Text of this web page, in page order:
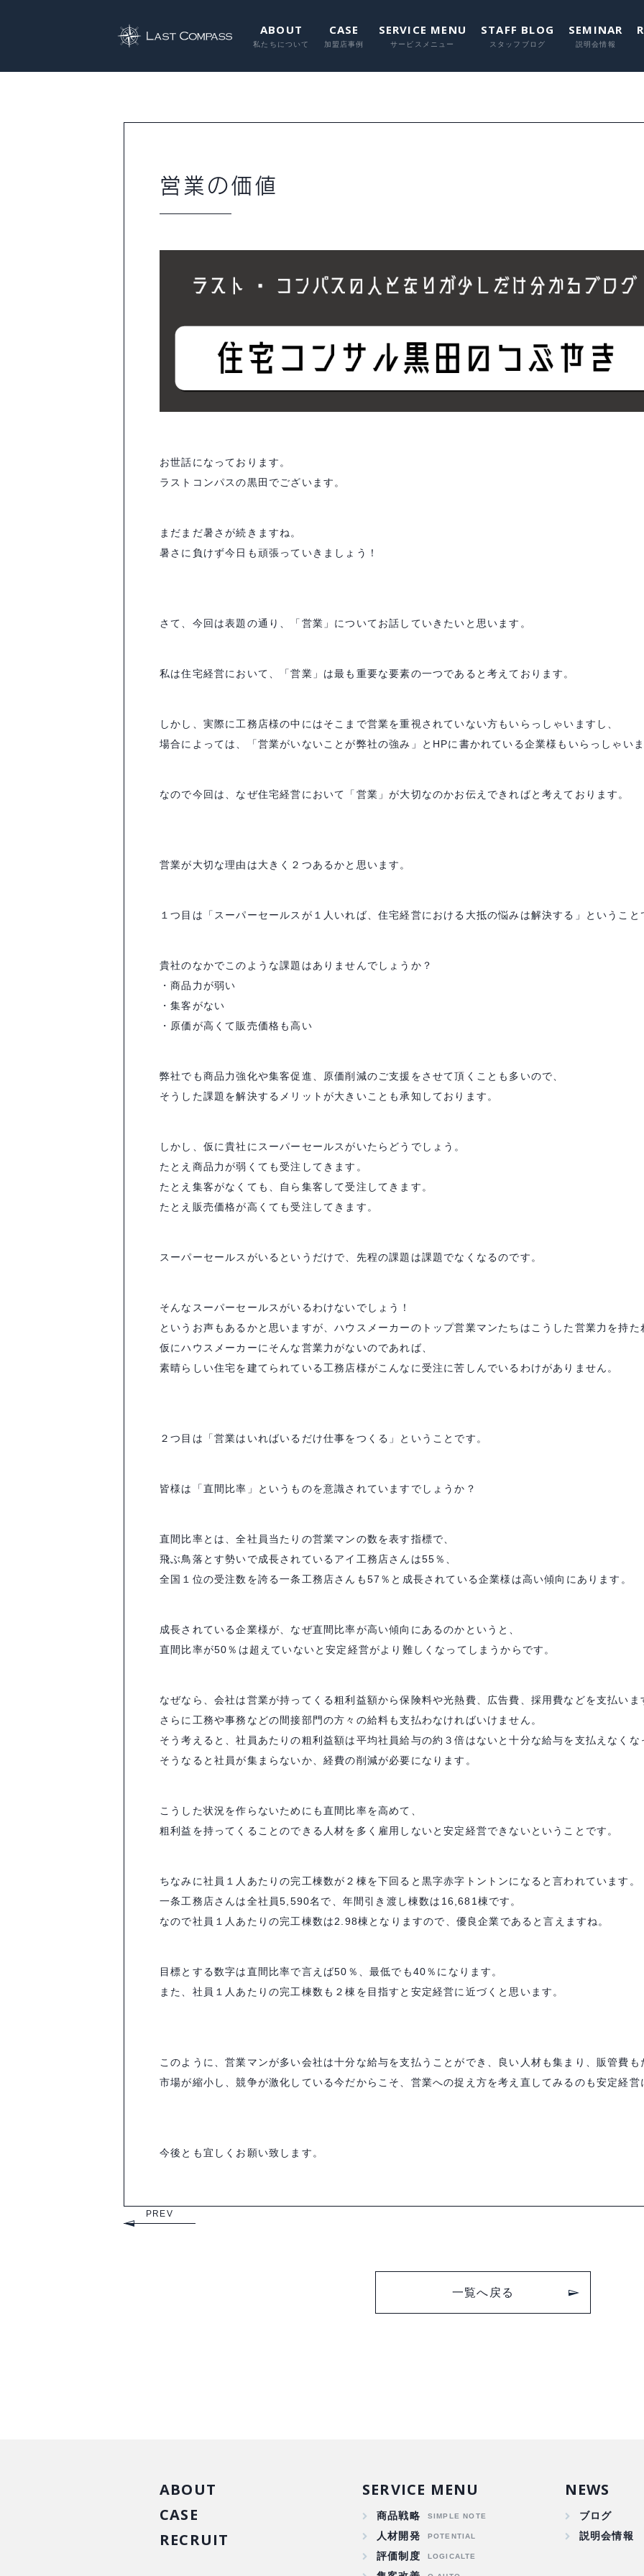
ABOUT CASE SERVICE MENU STAFF BLOG SEMINAR
営業の価値
お世話になっております。
ラストコンパスの黒田でございます。
まだまだ暑さが続きますね。
暑さに負けず今日も頑張っていきましょう！
さて、今回は表題の通り、「営業」についてお話していきたいと思います。
私は住宅経営において、「営業」は最も重要な要素の一つであると考えております。
しかし、実際に工務店様の中にはそこまで営業を重視されていない方もいらっしゃいますし、
場合によっては、「営業がいないことが弊社の強み」とHPに書かれている企業様もいらっしゃいま
なので今回は、なぜ住宅経営において「営業」が大切なのかお伝えできればと考えております。
営業が大切な理由は大きく２つあるかと思います。
１つ目は「スーパーセールスが１人いれば、住宅経営における大抵の悩みは解決する」ということ
貴社のなかでこのような課題はありませんでしょうか？
・商品力が弱い
・集客がない
・原価が高くて販売価格も高い
弊社でも商品力強化や集客促進、原価削減のご支援をさせて頂くことも多いので、
そうした課題を解決するメリットが大きいことも承知しております。
しかし、仮に貴社にスーパーセールスがいたらどうでしょう。
たとえ商品力が弱くても受注してきます。
たとえ集客がなくても、自ら集客して受注してきます。
たとえ販売価格が高くても受注してきます。
スーパーセールスがいるというだけで、先程の課題は課題でなくなるのです。
そんなスーパーセールスがいるわけないでしょう！
というお声もあるかと思いますが、ハウスメーカーのトップ営業マンたちはこうした営業力を持た
仮にハウスメーカーにそんな営業力がないのであれば、
素晴らしい住宅を建てられている工務店様がこんなに受注に苦しんでいるわけがありません。
２つ目は「営業はいればいるだけ仕事をつくる」ということです。
皆様は「直間比率」というものを意識されていますでしょうか？
直間比率とは、全社員当たりの営業マンの数を表す指標で、
飛ぶ鳥落とす勢いで成長されているアイ工務店さんは55％、
全国１位の受注数を誇る一条工務店さんも57％と成長されている企業様は高い傾向にあります。
成長されている企業様が、なぜ直間比率が高い傾向にあるのかというと、
直間比率が50％は超えていないと安定経営がより難しくなってしまうからです。
なぜなら、会社は営業が持ってくる粗利益額から保険料や光熱費、広告費、採用費などを支払いま
さらに工務や事務などの間接部門の方々の給料も支払わなければいけません。
そう考えると、社員あたりの粗利益額は平均社員給与の約３倍はないと十分な給与を支払えなくな
そうなると社員が集まらないか、経費の削減が必要になります。
こうした状況を作らないためにも直間比率を高めて、
粗利益を持ってくることのできる人材を多く雇用しないと安定経営できないということです。
ちなみに社員１人あたりの完工棟数が２棟を下回ると黒字赤字トントンになると言われています。
一条工務店さんは全社員5,590名で、年間引き渡し棟数は16,681棟です。
なので社員１人あたりの完工棟数は2.98棟となりますので、優良企業であると言えますね。
目標とする数字は直間比率で言えば50％、最低でも40％になります。
また、社員１人あたりの完工棟数も２棟を目指すと安定経営に近づくと思います。
このように、営業マンが多い会社は十分な給与を支払うことができ、良い人材も集まり、販管費も
市場が縮小し、競争が激化している今だからこそ、営業への捉え方を考え直してみるのも安定経営
今後とも宜しくお願い致します。
PREV
一覧へ戻る
ABOUT
CASE
商品戦略
RECRUIT
SERVICE MENU
商品戦略
人材開発
評価制度
NEWS
ブログ
説明会情報